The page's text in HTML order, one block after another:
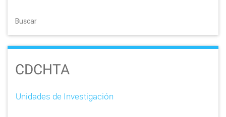
Buscar
CDCHTA
Unidades de Investigación